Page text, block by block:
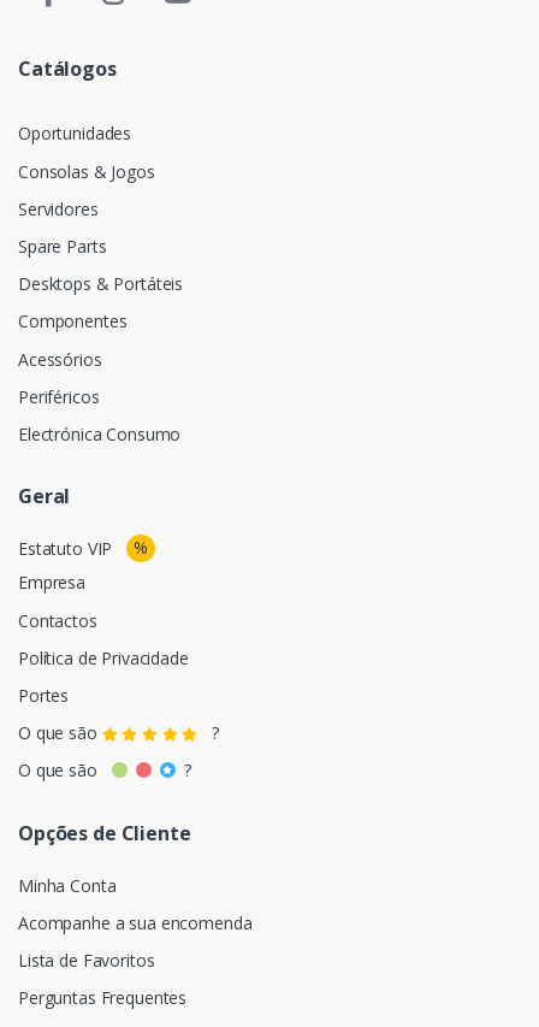
Catálogos
Oportunidades
Consolas & Jogos
Servidores
Spare Parts
Desktops & Portáteis
Componentes
Acessórios
Periféricos
Electrónica Consumo
Geral
Estatuto VIP
%
Empresa
Contactos
Política de Privacidade
Portes
O que são
?
O que são
?
Opções de Cliente
Minha Conta
Acompanhe a sua encomenda
Lista de Favoritos
Perguntas Frequentes